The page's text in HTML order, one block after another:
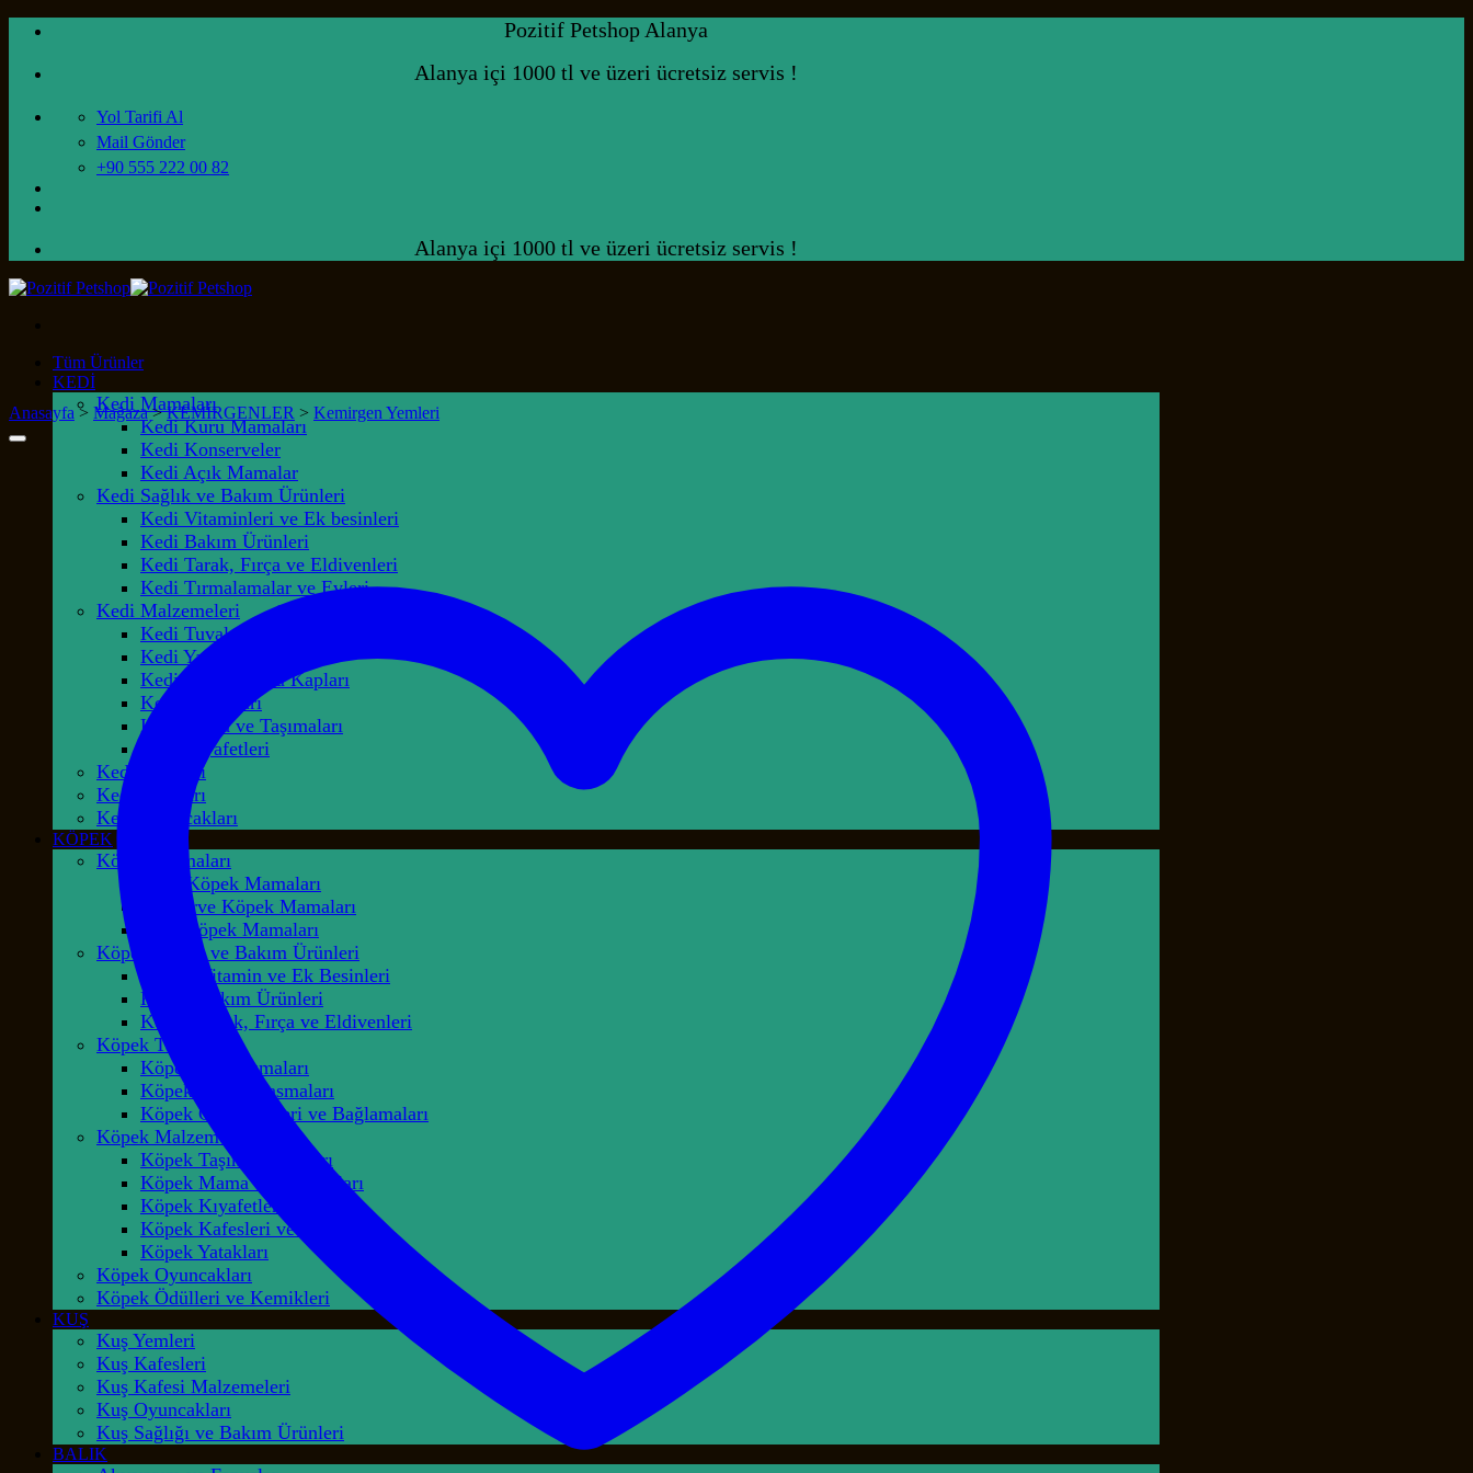
İçeriğe
Pozitif Petshop Alanya
Alanya içi 1000 tl ve üzeri ücretsiz servis !
Yol Tarifi Al
Mail Gönder
+90 555 222 00 82
Alanya içi 1000 tl ve üzeri ücretsiz servis !
Tüm Ürünler
KEDİ
Kedi Mamaları
Kedi Kuru Mamaları
Kedi Konserveler
Kedi Açık Mamalar
Kedi Sağlık ve Bakım Ürünleri
Kedi Vitaminleri ve Ek besinleri
Kedi Bakım Ürünleri
Kedi Tarak, Fırça ve Eldivenleri
Kedi Tırmalamalar ve Evleri
Kedi Malzemeleri
Kedi Tuvaletleri
Kedi Yatakları
Kedi Mama ve Su Kapları
Kedi Tasmaları
Kedi Çanta ve Taşımaları
Kedi Kıyafetleri
Kedi Ödülleri
Kedi Kumları
Kedi Oyuncakları
KÖPEK
Köpek Mamaları
Kuru Köpek Mamaları
Konserve Köpek Mamaları
Açık Köpek Mamaları
Köpek Sağlık ve Bakım Ürünleri
Köpek Vitamin ve Ek Besinleri
Köpek Bakım Ürünleri
Köpek Tarak, Fırça ve Eldivenleri
Köpek Tasmaları
Köpek Bel Tasmaları
Köpek Boyun Tasmaları
Köpek Gezdirmeleri ve Bağlamaları
Köpek Malzemeleri
Köpek Taşıma Çantaları
Köpek Mama ve Su Kapları
Köpek Kıyafetleri
Köpek Kafesleri ve Çitler
Köpek Yatakları
Köpek Oyuncakları
Köpek Ödülleri ve Kemikleri
KUŞ
Kuş Yemleri
Kuş Kafesleri
Kuş Kafesi Malzemeleri
Kuş Oyuncakları
Kuş Sağlığı ve Bakım Ürünleri
BALIK
Anasayfa > Mağaza > KEMİRGENLER > Kemirgen Yemleri